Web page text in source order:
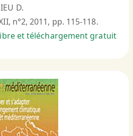
D.
n°2, 2011, pp. 115-118.
et téléchargement gratuit